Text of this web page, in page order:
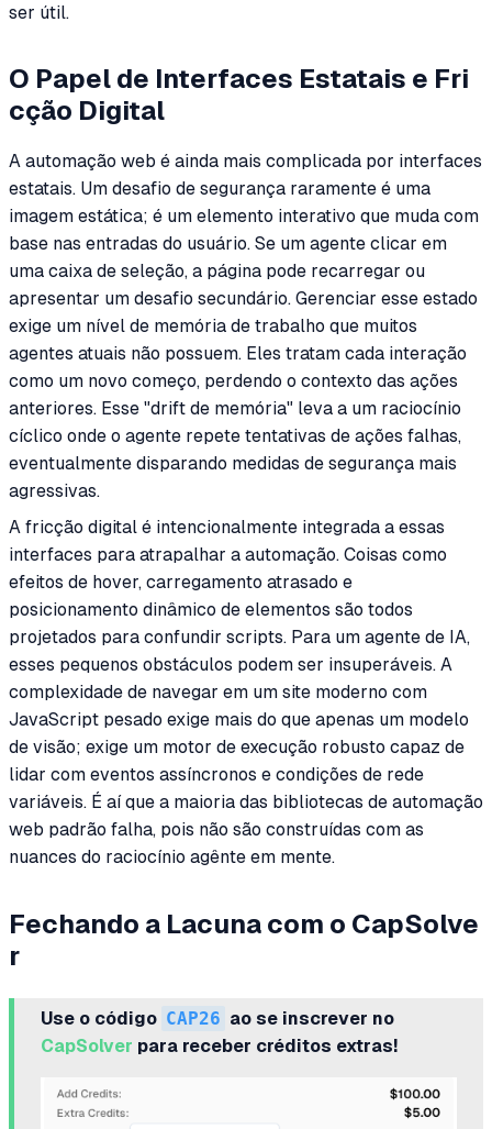
ser útil.
O Papel de Interfaces Estatais e Fri
cção Digital
A automação web é ainda mais complicada por interfaces
estatais. Um desafio de segurança raramente é uma
imagem estática; é um elemento interativo que muda com
base nas entradas do usuário. Se um agente clicar em
uma caixa de seleção, a página pode recarregar ou
apresentar um desafio secundário. Gerenciar esse estado
exige um nível de memória de trabalho que muitos
agentes atuais não possuem. Eles tratam cada interação
como um novo começo, perdendo o contexto das ações
anteriores. Esse "drift de memória" leva a um raciocínio
cíclico onde o agente repete tentativas de ações falhas,
eventualmente disparando medidas de segurança mais
agressivas.
A fricção digital é intencionalmente integrada a essas
interfaces para atrapalhar a automação. Coisas como
efeitos de hover, carregamento atrasado e
posicionamento dinâmico de elementos são todos
projetados para confundir scripts. Para um agente de IA,
esses pequenos obstáculos podem ser insuperáveis. A
complexidade de navegar em um site moderno com
JavaScript pesado exige mais do que apenas um modelo
de visão; exige um motor de execução robusto capaz de
lidar com eventos assíncronos e condições de rede
variáveis. É aí que a maioria das bibliotecas de automação
web padrão falha, pois não são construídas com as
nuances do raciocínio agênte em mente.
Fechando a Lacuna com o CapSolve
r
Use o código CAP26 ao se inscrever no
CapSolver para receber créditos extras!